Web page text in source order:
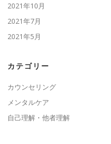
2021年10月
2021年7月
2021年5月
カテゴリー
カウンセリング
メンタルケア
自己理解・他者理解